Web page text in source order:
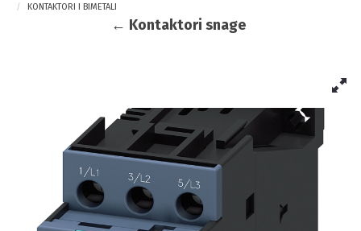
KONTAKTORI I BIMETALI
← Kontaktori snage